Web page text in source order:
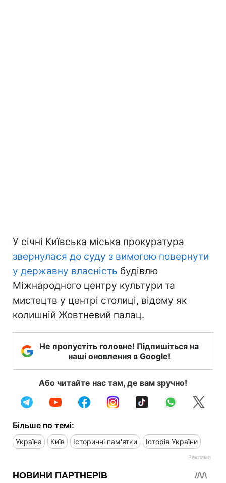
У січні Київська міська прокуратура
звернулася до суду з вимогою повернути
у державну власність будівлю
Міжнародного центру культури та
мистецтв у центрі столиці, відому як
колишній Жовтневий палац.
Не пропустіть головне! Підпишіться на
наші оновлення в Google!
Або читайте нас там, де вам зручно!
Більше по темі:
Україна Київ Історичні пам'ятки Історія України